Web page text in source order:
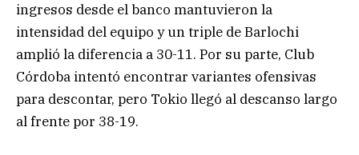
ingresos desde el banco mantuvieron la
intensidad del equipo y un triple de Barlochi
amplió la diferencia a 30-11. Por su parte, Club
Córdoba intentó encontrar variantes ofensivas
para descontar, pero Tokio llegó al descanso largo
al frente por 38-19.